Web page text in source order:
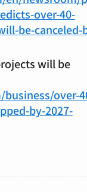
over-40-
be-canceled-
will be
over-
by-2027-